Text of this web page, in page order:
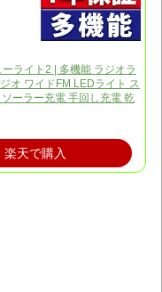
ライト2 | 多機能 ラジオラ
オ ワイドFM LEDライト ス
ーラー充電 手回し充電 乾
楽天で購入